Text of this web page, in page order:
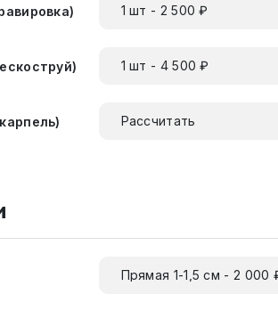
1 шт - 2 500 ₽
1 шт - 4 500 ₽
Рассчитать
Прямая 1-1,5 см - 2 000